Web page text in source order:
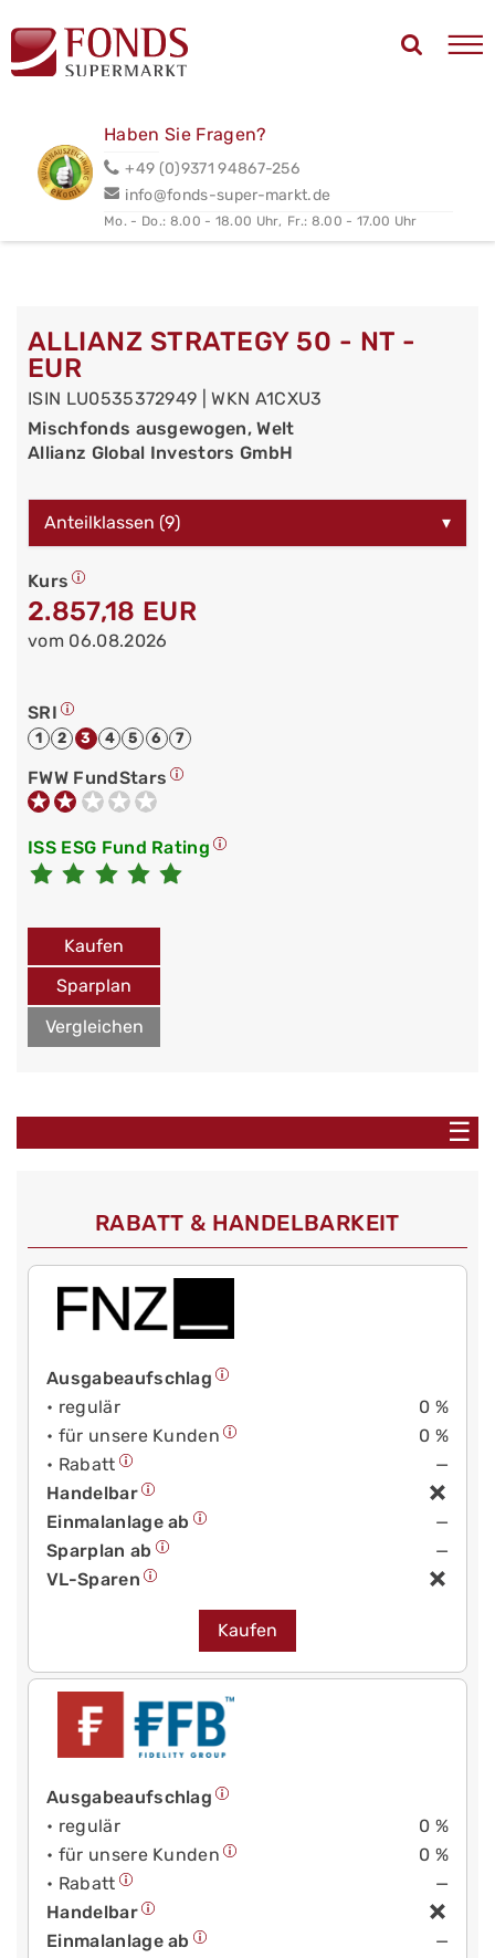
Haben Sie Fragen?
+49 (0)9371 94867-256
info@fonds-super-markt.de
Mo. - Do.: 8.00 - 18.00 Uhr, Fr.: 8.00 - 17.00 Uhr
ALLIANZ STRATEGY 50 - NT -
EUR
ISIN LU0535372949 | WKN A1CXU3
Mischfonds ausgewogen, Welt
Allianz Global Investors GmbH
Anteilklassen (9) ▾
Kurs
2.857,18 EUR
vom 06.08.2026
SRI
1 2 3 4 5 6 7
FWW FundStars
ISS ESG Fund Rating
Kaufen
Sparplan
Vergleichen
☰
RABATT & HANDELBARKEIT
Ausgabeaufschlag
• regulär
0 %
• für unsere Kunden
0 %
• Rabatt
—
Handelbar
Einmalanlage ab
—
Sparplan ab
—
VL-Sparen
Kaufen
Ausgabeaufschlag
• regulär
0 %
• für unsere Kunden
0 %
• Rabatt
—
Handelbar
Einmalanlage ab
—